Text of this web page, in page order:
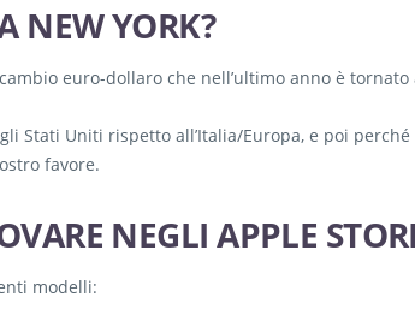
NEW YORK?
euro-dollaro che nell’ultimo anno è
Stati Uniti rispetto all’Italia/Europa, e poi perché
favore.
NEGLI APPLE
modelli: